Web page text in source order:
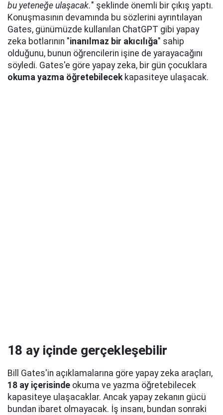
bu yeteneğe ulaşacak." şeklinde önemli bir çıkış yaptı.
Konuşmasının devamında bu sözlerini ayrıntılayan
Gates, günümüzde kullanılan ChatGPT gibi yapay
zeka botlarının "inanılmaz bir akıcılığa" sahip
olduğunu, bunun öğrencilerin işine de yarayacağını
söyledi. Gates'e göre yapay zeka, bir gün çocuklara
okuma yazma öğretebilecekkapasiteye ulaşacak.
18 ay içinde gerçekleşebilir
Bill Gates'in açıklamalarına göre yapay zeka araçları,
18 ay içerisinde okuma ve yazma öğretebilecek
kapasiteye ulaşacaklar. Ancak yapay zekanın gücü
bundan ibaret olmayacak. İş insanı, bundan sonraki